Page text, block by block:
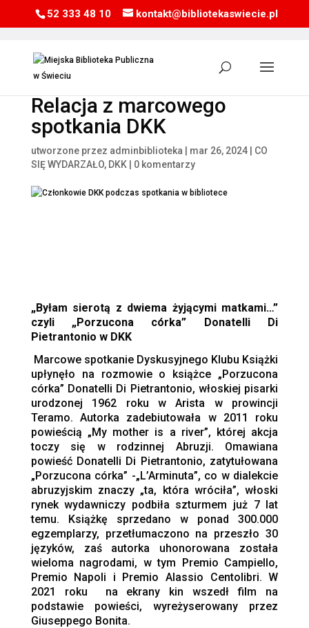
52 333 48 10 kontakt@bibliotekaswiecie.pl
Relacja z marcowego
spotkania DKK
utworzone przez adminbiblioteka mar 26, 2024| CO
SIĘ WYDARZAŁO, DKK| 0 komentarzy
„Byłam sierotą z dwiema żyjącymi matkami…”
czyli „Porzucona córka” Donatelli Di
Pietrantonio w DKK
Marcowe spotkanie Dyskusyjnego Klubu Książki
upłynęło na rozmowie o książce „Porzucona
córka” Donatelli Di Pietrantonio, włoskiej pisarki
urodzonej 1962 roku w Arista w prowincji
Teramo. Autorka zadebiutowała w 2011 roku
powieścią „My mother is a river”, której akcja
toczy się w rodzinnej Abruzji. Omawiana
powieść Donatelli Di Pietrantonio, zatytułowana
„Porzucona córka” -„L’Arminuta”, co w dialekcie
abruzyjskim znaczy „ta, która wróciła”, włoski
rynek wydawniczy podbiła szturmem już 7 lat
temu. Książkę sprzedano w ponad 300.000
egzemplarzy, przetłumaczono na przeszło 30
języków, zaś autorka uhonorowana została
wieloma nagrodami, w tym Premio Campiello,
Premio Napoli i Premio Alassio Centolibri. W
2021 roku na ekrany kin wszedł film na
podstawie powieści, wyreżyserowany przez
Giuseppego Bonita.